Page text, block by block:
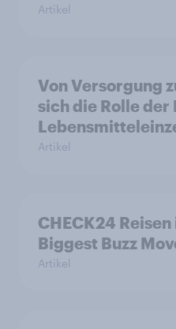
Artikel
Von Versorgung
sich die Rolle der
Artikel
CHECK24
Biggest Buzz
Artikel